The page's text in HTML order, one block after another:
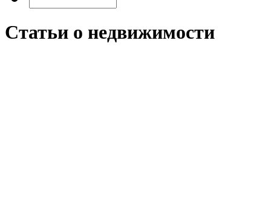
Статьи о недвижимости